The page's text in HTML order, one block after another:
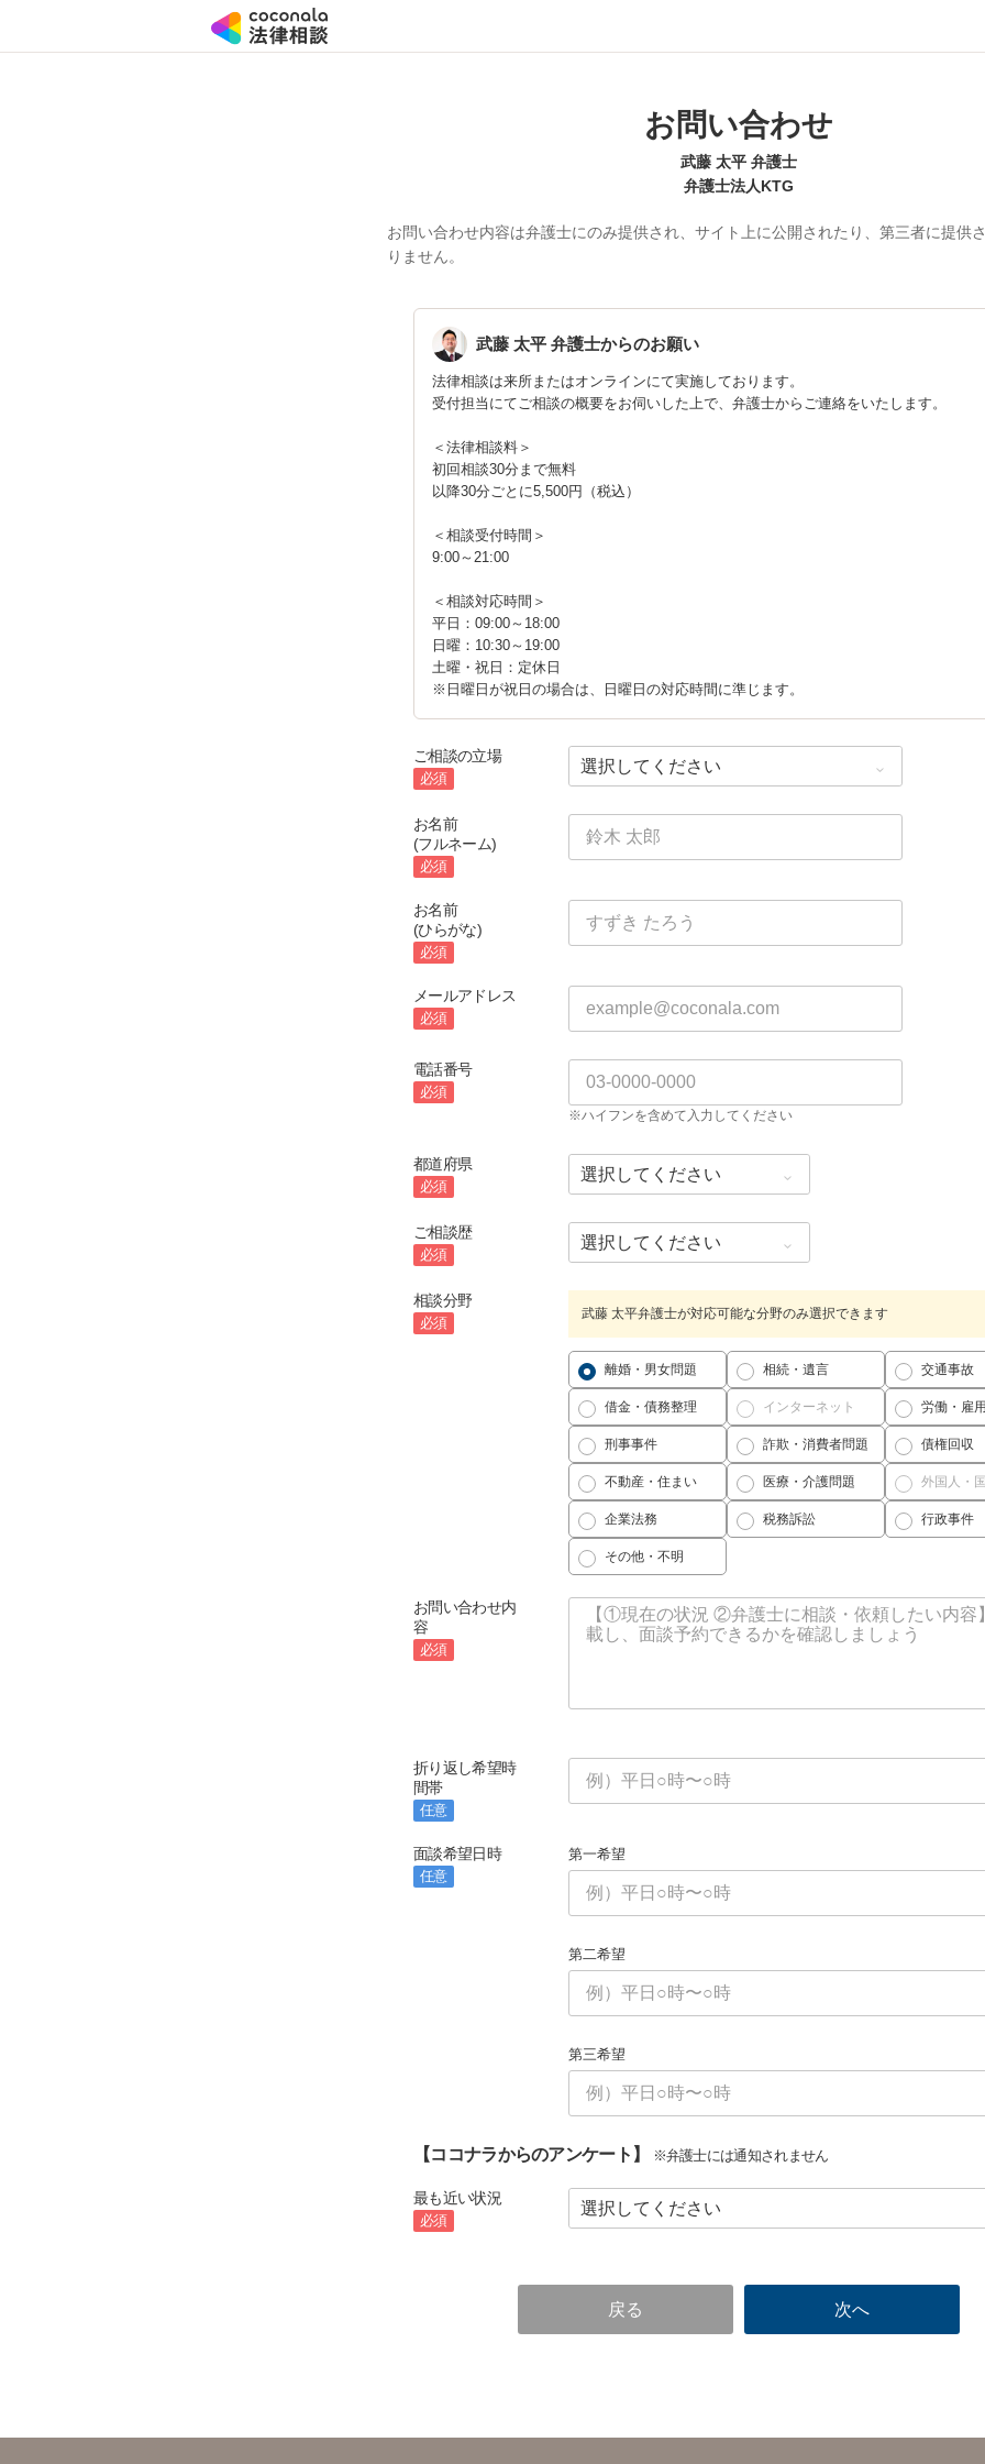
お問い合わせ
武藤 太平 弁護士
弁護士法人KTG
お問い合わせ内容は弁護士にのみ提供され、サイト上に公開されたり、第三者に提供
りません。
武藤 太平 弁護士からのお願い
法律相談は来所またはオンラインにて実施しております。
受付担当にてご相談の概要をお伺いした上で、弁護士からご連絡をいたします。
＜法律相談料＞
初回相談30分まで無料
以降30分ごとに5,500円（税込）
＜相談受付時間＞
9:00～21:00
＜相談対応時間＞
平日：09:00～18:00
日曜：10:30～19:00
土曜・祝日：定休日
ご相談の立場
必須
お名前
(フルネーム)
必須
お名前
(ひらがな)
必須
メールアドレス
必須
電話番号
必須
※ハイフンを含めて入力してください
都道府県
必須
ご相談歴
必須
相談分野
必須
武藤 太平弁護士が対応可能な分野のみ選択できます
離婚・男女問題 相続・遺言 交通事故
借金・債務整理 インターネット 労働・雇
刑事事件 詐欺・消費者問題 債権回収
不動産・住まい 医療・介護問題 外国人・
企業法務 税務訴訟 行政事件
その他・不明
お問い合わせ内
容
必須
折り返し希望時
間帯
任意
面談希望日時
任意
第一希望
第二希望
第三希望
【ココナラからのアンケート】 ※弁護士には通知されません
最も近い状況
必須